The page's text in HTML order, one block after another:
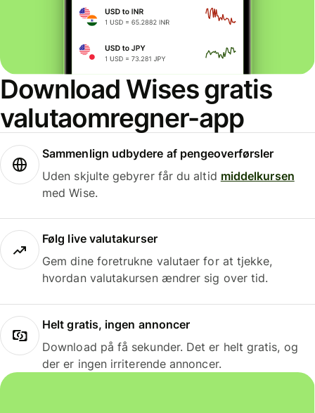
Download Wises gratis
valutaomregner-app
Sammenlign udbydere af pengeoverførsler
Uden skjulte gebyrer får du altid middelkursen
med Wise.
Følg live valutakurser
Gem dine foretrukne valutaer for at tjekke,
hvordan valutakursen ændrer sig over tid.
Helt gratis, ingen annoncer
Download på få sekunder. Det er helt gratis, og
der er ingen irriterende annoncer.